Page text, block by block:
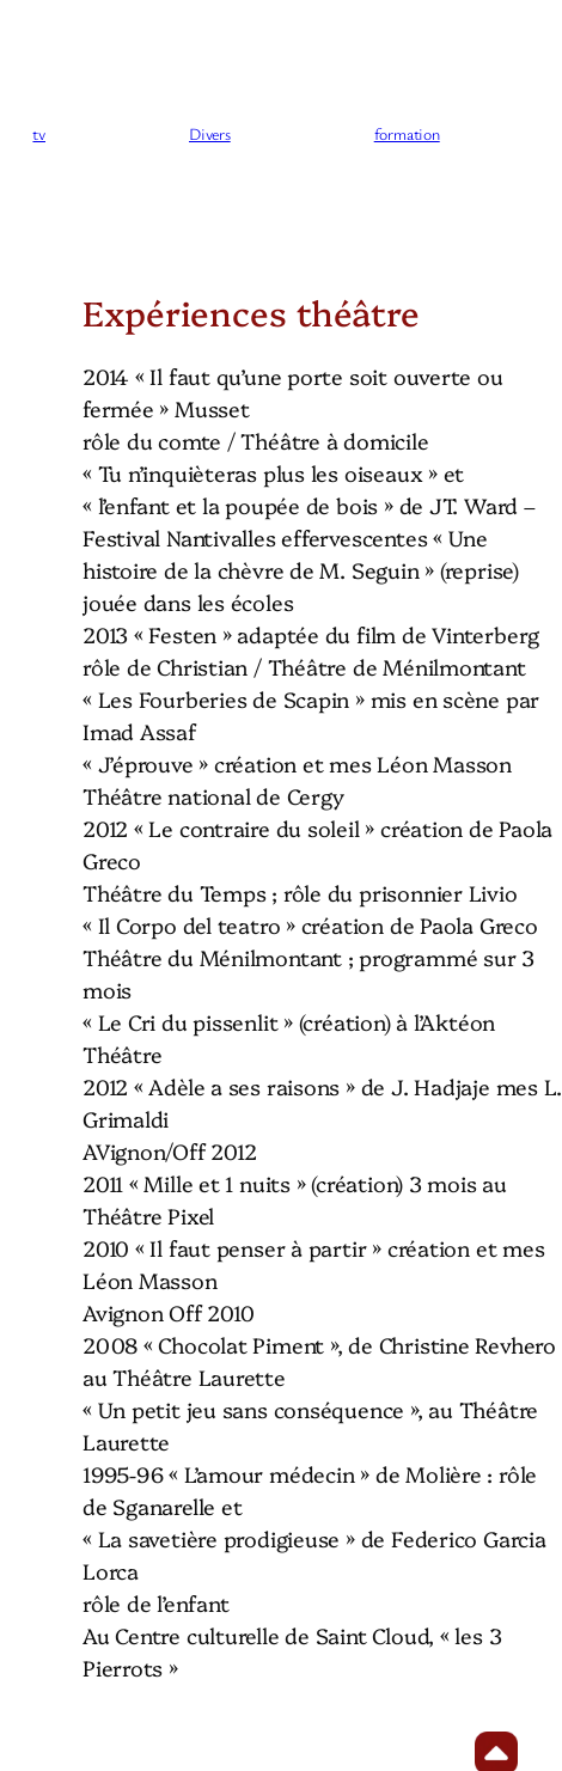
tv Divers formation
Expériences théâtre
2014 « Il faut qu’une porte soit ouverte ou
fermée » Musset
rôle du comte / Théâtre à domicile
« Tu n’inquièteras plus les oiseaux » et
« l’enfant et la poupée de bois » de JT. Ward –
Festival Nantivalles effervescentes « Une
histoire de la chèvre de M. Seguin » (reprise)
jouée dans les écoles
2013 « Festen » adaptée du film de Vinterberg
rôle de Christian / Théâtre de Ménilmontant
« Les Fourberies de Scapin » mis en scène par
Imad Assaf
« J’éprouve » création et mes Léon Masson
Théâtre national de Cergy
2012 « Le contraire du soleil » création de Paola
Greco
Théâtre du Temps ; rôle du prisonnier Livio
« Il Corpo del teatro » création de Paola Greco
Théâtre du Ménilmontant ; programmé sur 3
mois
« Le Cri du pissenlit » (création) à l’Aktéon
Théâtre
2012 « Adèle a ses raisons » de J. Hadjaje mes L.
Grimaldi
AVignon/Off 2012
2011 « Mille et 1 nuits » (création) 3 mois au
Théâtre Pixel
2010 « Il faut penser à partir » création et mes
Léon Masson
Avignon Off 2010
2008 « Chocolat Piment », de Christine Revhero
au Théâtre Laurette
« Un petit jeu sans conséquence », au Théâtre
Laurette
1995-96 « L’amour médecin » de Molière : rôle
de Sganarelle et
« La savetière prodigieuse » de Federico Garcia
Lorca
rôle de l’enfant
Au Centre culturelle de Saint Cloud, « les 3
Pierrots »